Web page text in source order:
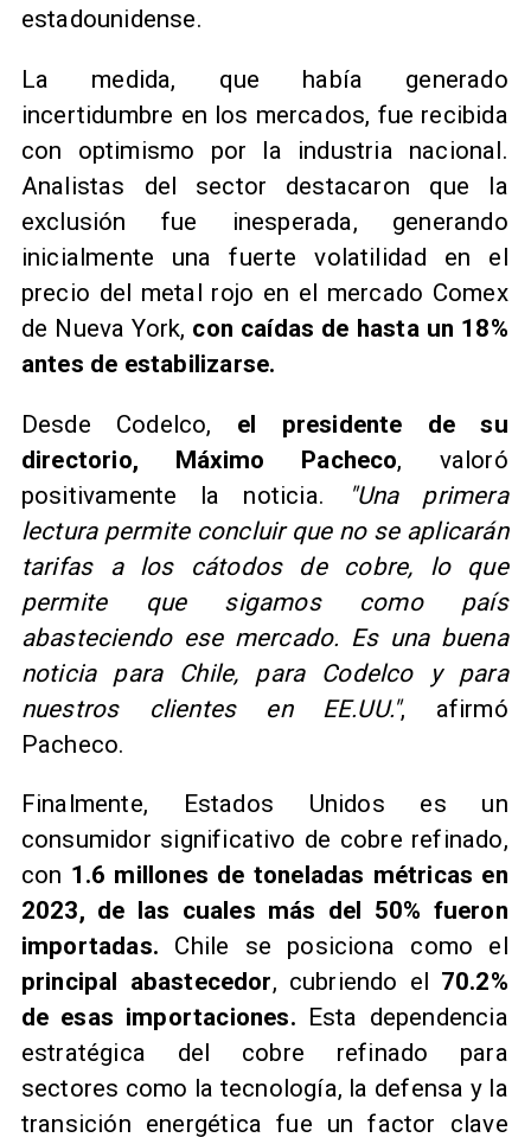
estadounidense.
La medida, que había generado
incertidumbre en los mercados, fue recibida
con optimismo por la industria nacional.
Analistas del sector destacaron que la
exclusión fue inesperada, generando
inicialmente una fuerte volatilidad en el
precio del metal rojo en el mercado Comex
de Nueva York, con caídas de hasta un 18%
antes de estabilizarse.
Desde Codelco, el presidente de su
directorio,
Máximo Pacheco, valoró
positivamente la noticia.
"Una primera
lectura permite concluir que no se aplicarán
tarifas a los cátodos de cobre, lo que
permite que sigamos como país
abasteciendo ese mercado. Es una buena
noticia para Chile, para Codelco y para
nuestros clientes en EE.UU.", afirmó
Pacheco.
Finalmente, Estados Unidos es un
consumidor significativo de cobre refinado,
con 1.6 millones de toneladas métricas en
2023, de las cuales más del 50% fueron
importadas. Chile se posiciona como el
principal abastecedor, cubriendo el 70.2%
de esas importaciones. Esta dependencia
estratégica del cobre refinado para
sectores como la tecnología, la defensa y la
transición energética fue un factor clave